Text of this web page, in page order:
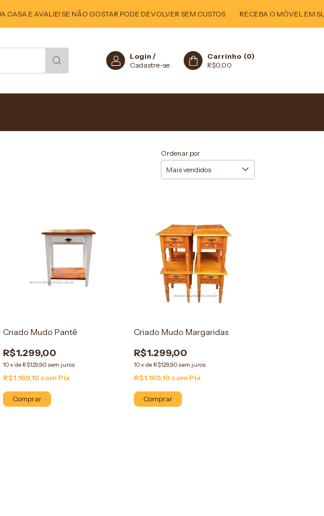
E AVALIE! SE NÃO GOSTAR PODE DEVOLVER SEM CUSTOS RECEBA O MÓVEL EM
Login /
Cadastre-se
Carrinho (0)
R$0,00
Ordenar por
Criado Mudo Pantê
R$1.299,00
10xde R$129,90 sem juros
R$1.169,10 com Pix
Comprar
Criado Mudo Margaridas
R$1.299,00
10x de R$129,90 sem juros
R$1.169,10 com Pix
Comprar